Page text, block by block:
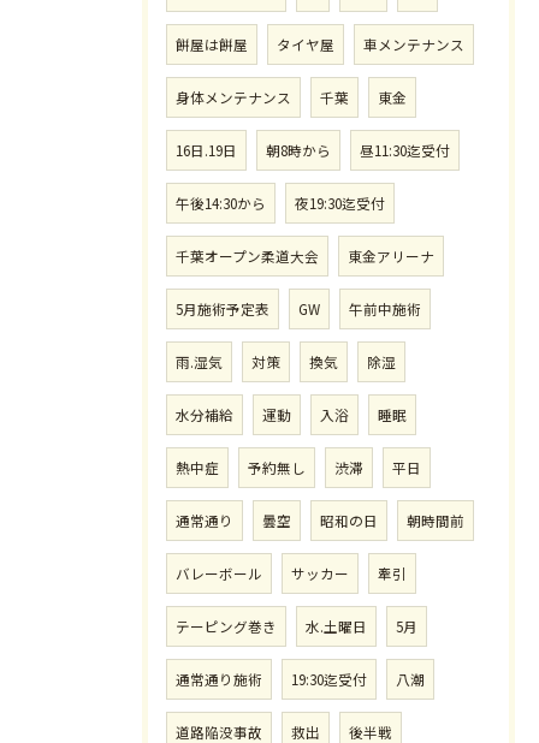
餅屋は餅屋 タイヤ屋 車メンテナンス
身体メンテナンス 千葉 東金
16日.19日 朝8時から 昼11:30迄受付
午後14:30から 夜19:30迄受付
千葉オープン柔道大会 東金アリーナ
5月施術予定表 GW 午前中施術
雨.湿気 対策 換気 除湿
水分補給 運動 入浴 睡眠
熱中症 予約無し 渋滞 平日
通常通り 曇空 昭和の日 朝時間前
バレーボール サッカー 牽引
テーピング巻き 水.土曜日 5月
通常通り施術 19:30迄受付 八潮
道路陥没事故 救出 後半戦